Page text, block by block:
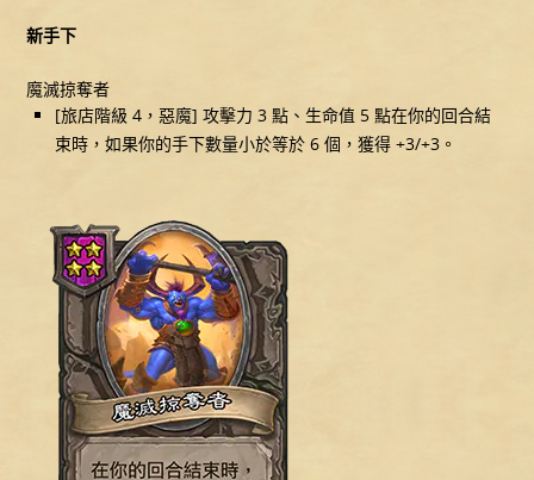
新手下
魔滅掠奪者
[旅店階級 4，惡魔] 攻擊力 3 點、生命值 5 點在你的回合結
束時，如果你的手下數量小於等於 6 個，獲得 +3/+3。